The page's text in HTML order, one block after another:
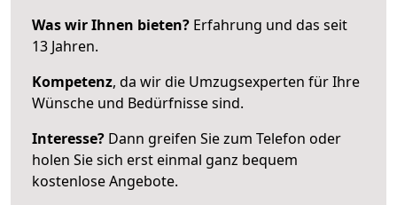
Was wir Ihnen bieten? Erfahrung und das seit
13 Jahren.
Kompetenz, da wir die Umzugsexperten für Ihre
Wünsche und Bedürfnisse sind.
Interesse? Dann greifen Sie zum Telefon oder
holen Sie sich erst einmal ganz bequem
kostenlose Angebote.